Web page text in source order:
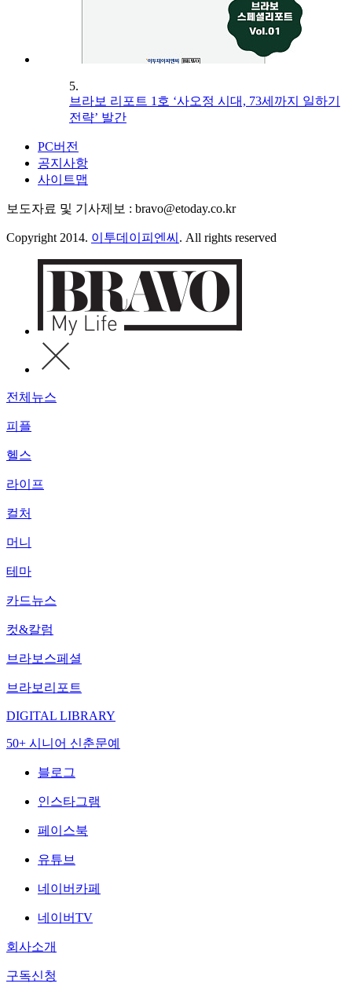
5.
브라보 리포트 1호 ‘사오정 시대, 73세까지 일하기
전략’ 발간
PC버전
공지사항
사이트맵
보도자료 및 기사제보 : bravo@etoday.co.kr
Copyright 2014. 이투데이피엔씨 . All rights reserved
전체뉴스
피플
헬스
라이프
컬처
머니
테마
카드뉴스
컷&칼럼
브라보스페셜
브라보리포트
DIGITAL LIBRARY
50+ 시니어 신춘문예
블로그
인스타그램
페이스북
유튜브
네이버카페
네이버TV
회사소개
구독신청